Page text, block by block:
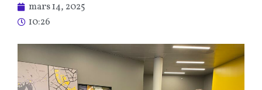
mars 14, 2025
10:26